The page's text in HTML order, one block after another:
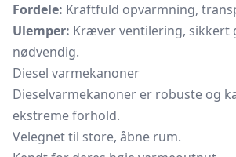
Fordele: Kraftfuld opvarmning,
Ulemper: Kræver ventilering, sikkert
nødvendig.
Diesel varmekanoner
Dieselvarmekanoner er robuste og
ekstreme forhold.
Velegnet til store, åbne rum.